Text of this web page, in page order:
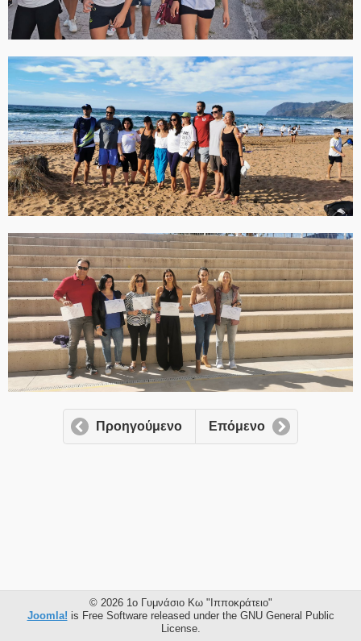
Προηγούμενο Επόμενο
© 2026 1ο Γυμνάσιο Κω "Ιπποκράτειο"
Joomla! is Free Software released under the GNU General Public
License.